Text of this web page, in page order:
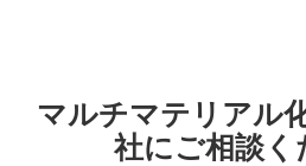
マルチマテリアル
社にご相談く